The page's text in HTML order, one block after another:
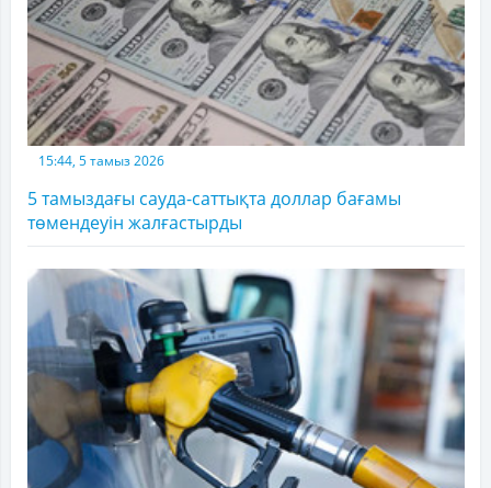
15:44, 5 тамыз 2026
5 тамыздағы сауда-саттықта доллар бағамы
төмендеуін жалғастырды